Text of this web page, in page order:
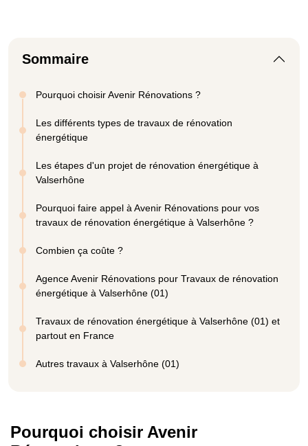
Sommaire
Pourquoi choisir Avenir Rénovations ?
Les différents types de travaux de rénovation
énergétique
Les étapes d'un projet de rénovation énergétique à
Valserhône
Pourquoi faire appel à Avenir Rénovations pour vos
travaux de rénovation énergétique à Valserhône ?
Combien ça coûte ?
Agence Avenir Rénovations pour Travaux de rénovation
énergétique à Valserhône (01)
Travaux de rénovation énergétique à Valserhône (01) et
partout en France
Autres travaux à Valserhône (01)
Pourquoi choisir Avenir